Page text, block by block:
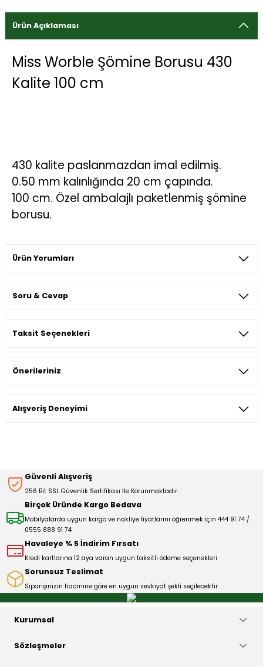
Ürün Açıklaması
Miss Worble Şömine Borusu 430
Kalite 100 cm
430 kalite paslanmazdan imal edilmiş.
0.50 mm kalınlığında 20 cm çapında.
100 cm. Özel ambalajlı paketlenmiş şömine
borusu.
Ürün Yorumları
Soru & Cevap
Taksit Seçenekleri
Önerileriniz
Bu ürünün fiyat bilgisi, resim, ürün açıklamalarında ve diğer
konularda yetersiz gördüğünüz noktaları öneri formunu
Ürün açıklamasında eksik bilgiler bulunuyor.
Ürün fiyatı diğer sitelerden daha pahalı.
Bu ürüne benzer farklı alternatifler olmalı.
Alışveriş Deneyimi
Deneyimini Paylaş
Güvenli Alışveriş
256 Bit SSL Güvenlik Sertifikası İle Korunmaktadır.
Birçok Üründe Kargo Bedava
Mobilyalarda uygun kargo ve nakliye fiyatlarını öğrenmek için 444 91 74 /
0555 888 91 74
Havaleye % 5 İndirim Fırsatı
Kredi kartlarına 12 aya varan uygun taksitli ödeme seçenekleri
Sorunsuz Teslimat
Siparişinizin hacmine göre en uygun sevkiyat şekli seçilecektir.
Kurumsal
Sözleşmeler